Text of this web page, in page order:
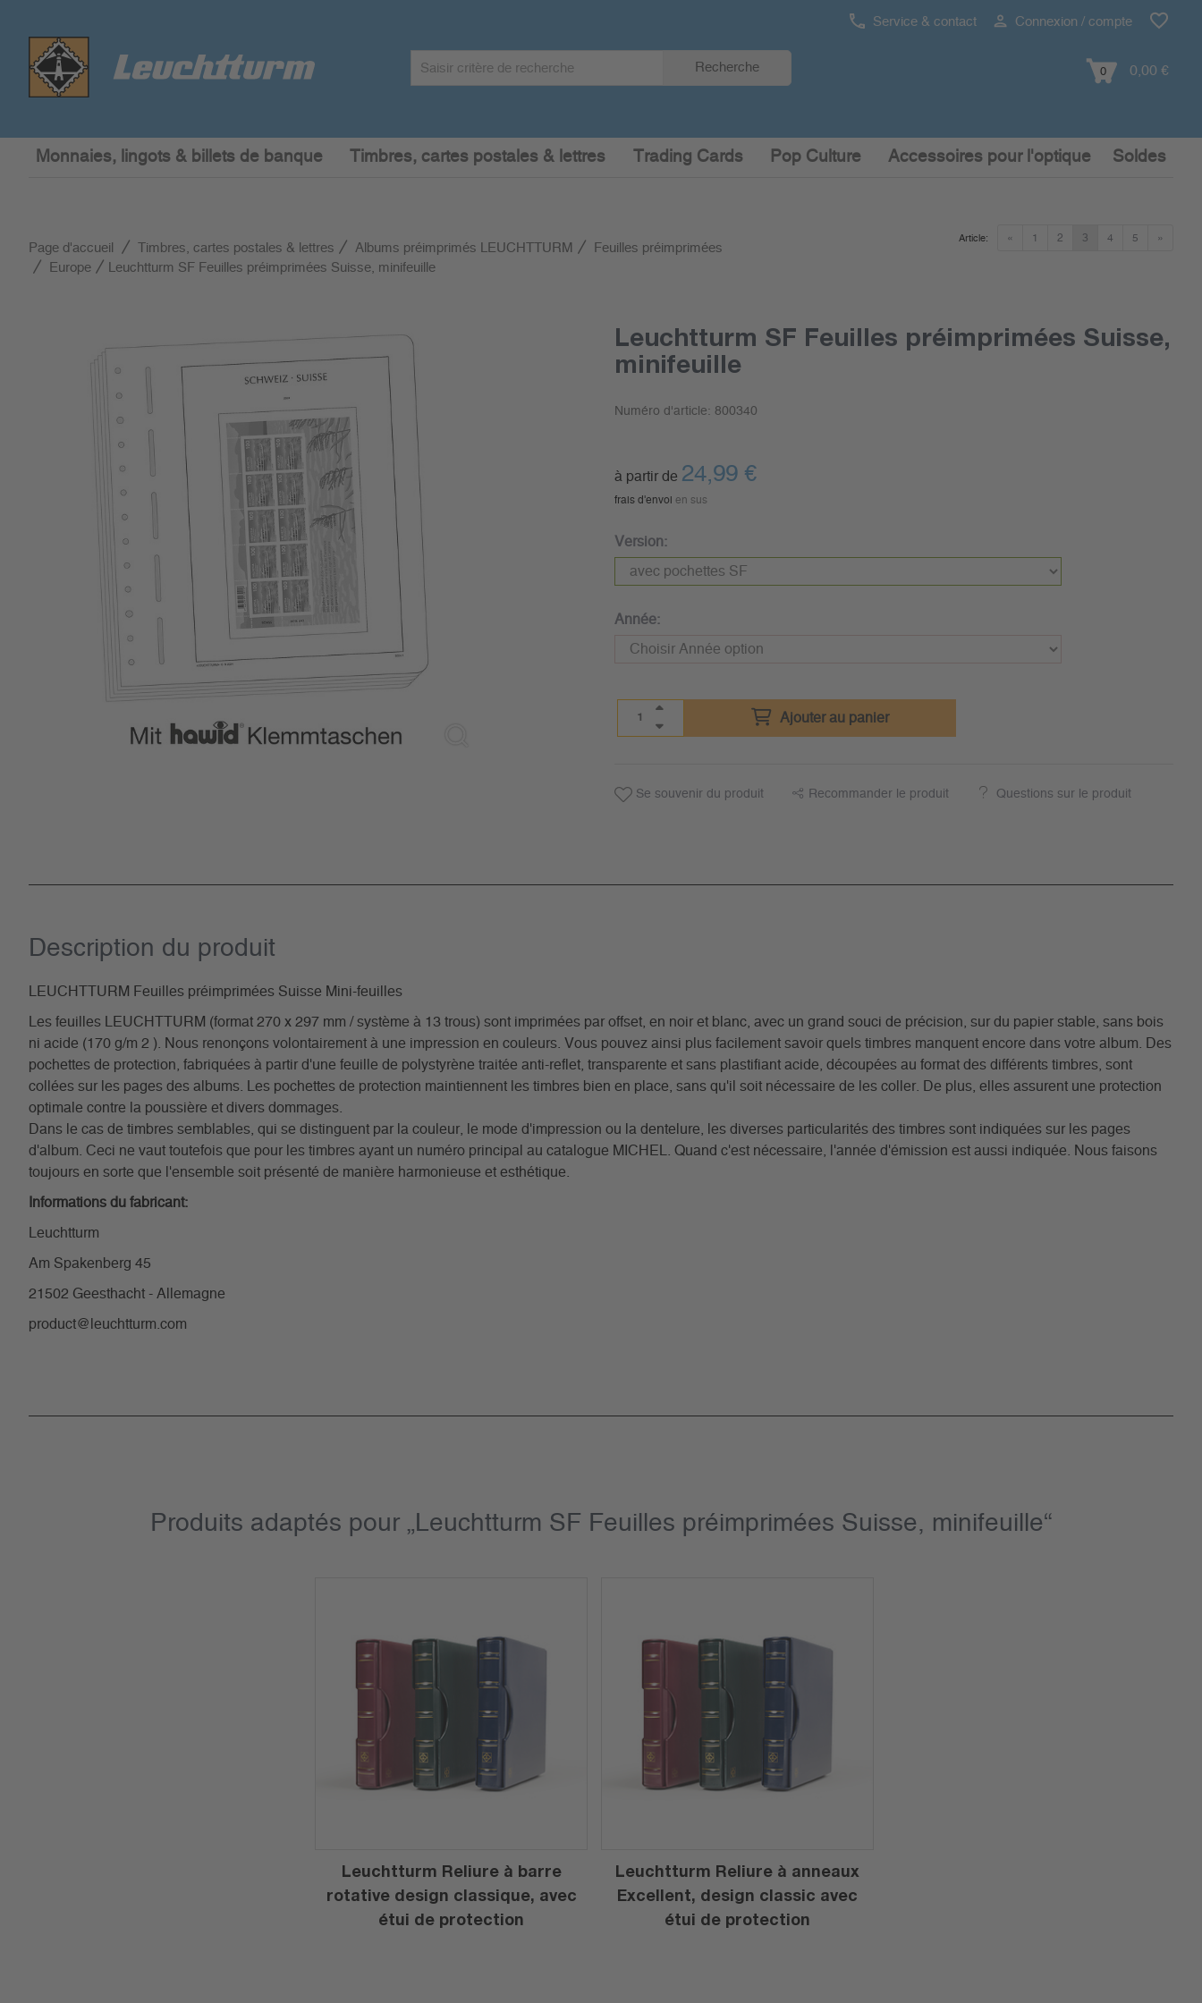
Service & contact Connexion / compte
Recherche 0 0,00 €
Monnaies, lingots & billets de banque Timbres, cartes postales & lettres Trading Cards Pop Culture Accessoires pour l'optique Soldes
Page d'accueil Timbres, cartes postales & lettres Albums préimprimés LEUCHTTURM
Feuilles préimprimées
Europe
Leuchtturm SF Feuilles préimprimées Suisse, minifeuille
« 1 2 3 4 5 »
Article:
Leuchtturm SF Feuilles préimprimées Suisse,
minifeuille
Numéro d'article: 800340
à partir de 24,99 €
frais d'envoi en sus
Version:
Année:
Ajouter au panier
Se souvenir du produit Recommander le produit Questions sur le produit
Description du­ produit
LEUCHTTURM Feuilles préimprimées Suisse Mini-feuilles
Les feuilles LEUCHTTURM (format 270 x 297 mm / système à 13 trous) sont imprimées par offset, en noir et blanc, avec un grand souci de précision, sur du papier stable, sans bois
ni acide (170 g/m 2 ). Nous renonçons volontairement à une impression en couleurs. Vous pouvez ainsi plus facilement savoir quels timbres manquent encore dans votre album. Des
pochettes de protection, fabriquées à partir d'une feuille de polystyrène traitée anti-reflet, transparente et sans plastifiant acide, découpées au format des différents timbres, sont
collées sur les pages des albums. Les pochettes de protection maintiennent les timbres bien en place, sans qu'il soit nécessaire de les coller. De plus, elles assurent une protection
optimale contre la poussière et divers dommages.
Dans le cas de timbres semblables, qui se distinguent par la couleur, le mode d'impression ou la dentelure, les diverses particularités des timbres sont indiquées sur les pages
d'album. Ceci ne vaut toutefois que pour les timbres ayant un numéro principal au catalogue MICHEL. Quand c'est nécessaire, l'année d'émission est aussi indiquée. Nous faisons
toujours en sorte que l'ensemble soit présenté de manière harmonieuse et esthétique.
Informations du fabricant:
Leuchtturm
Am Spakenberg 45
21502 Geesthacht - Allemagne
product@leuchtturm.com
Produits adaptés pour „Leuchtturm SF Feuilles préimprimées Suisse, minifeuille“
Leuchtturm Reliure à barre
rotative design classique, avec
étui de protection
Leuchtturm Reliure à anneaux
Excellent, design classic avec
étui de protection